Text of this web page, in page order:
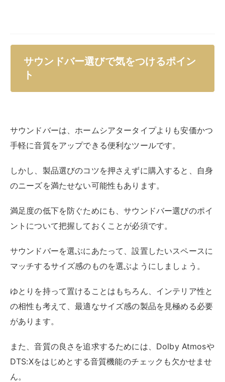
サウンドバー選びで気をつけるポイン
ト
サウンドバーは、ホームシアタータイプよりも安価かつ
手軽に音質をアップできる便利なツールです。
しかし、製品選びのコツを押さえずに購入すると、自身
のニーズを満たせない可能性もあります。
満足度の低下を防ぐためにも、サウンドバー選びのポイ
ントについて把握しておくことが必須です。
サウンドバーを選ぶにあたって、設置したいスペースに
マッチするサイズ感のものを選ぶようにしましょう。
ゆとりを持って置けることはもちろん、インテリア性と
の相性も考えて、最適なサイズ感の製品を見極める必要
があります。
また、音質の良さを追求するためには、Dolby Atmosや
DTS:Xをはじめとする音質機能のチェックも欠かせませ
ん。